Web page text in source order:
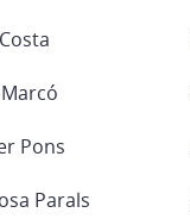
Pons
Parals